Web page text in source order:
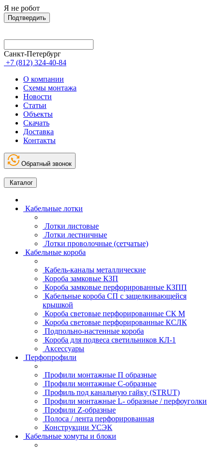
Я не робот
Подтвердить
Санкт-Петербург
+7 (812) 324-40-84
О компании
Схемы монтажа
Новости
Статьи
Объекты
Скачать
Доставка
Контакты
Обратный звонок
Каталог
Кабельные лотки
Лотки листовые
Лотки лестничные
Лотки проволочные (сетчатые)
Кабельные короба
Кабель-каналы металлические
Короба замковые КЗП
Короба замковые перфорированные КЗПП
Кабельные короба СП с защелкивающейся
крышкой
Короба световые перфорированные СК М
Короба световые перфорированные КСЛК
Подпольно-настенные короба
Короба для подвеса светильников КЛ-1
Аксессуары
Перфопрофили
Профили монтажные П образные
Профили монтажные C-образные
Профиль под канальную гайку (STRUT)
Профили монтажные L- образные / перфоуголки
Профили Z-образные
Полоса / лента перфорированная
Конструкции УСЭК
Кабельные хомуты и блоки